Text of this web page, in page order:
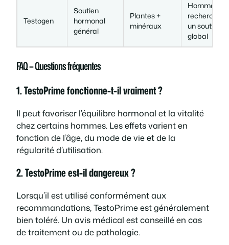
Testogen
Soutien
hormonal
général
Plantes +
minéraux
Hommes
recherchant
un soutien
global
FAQ – Questions fréquentes
1. TestoPrime fonctionne-t-il vraiment ?
Il peut favoriser l’équilibre hormonal et la vitalité
chez certains hommes. Les effets varient en
fonction de l’âge, du mode de vie et de la
régularité d’utilisation.
2. TestoPrime est-il dangereux ?
Lorsqu’il est utilisé conformément aux
recommandations, TestoPrime est généralement
bien toléré. Un avis médical est conseillé en cas
de traitement ou de pathologie.